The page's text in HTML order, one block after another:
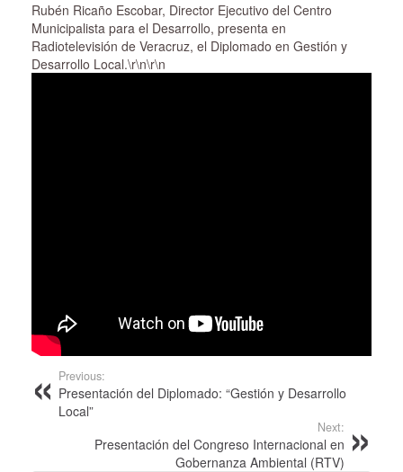
Rubén Ricaño Escobar, Director Ejecutivo del Centro
Municipalista para el Desarrollo, presenta en
Radiotelevisión de Veracruz, el Diplomado en Gestión y
Desarrollo Local.\r\n\r\n
Previous:
Presentación del Diplomado: “Gestión y Desarrollo
Local”
Next:
Presentación del Congreso Internacional en
Gobernanza Ambiental (RTV)